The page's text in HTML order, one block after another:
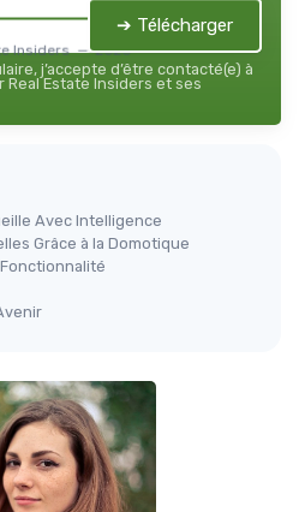
Insiders — 2026
➔ Télécharger
j’accepte d’être contacté(e) à
Estate Insiders et ses
Avec Intelligence
Grâce à la Domotique